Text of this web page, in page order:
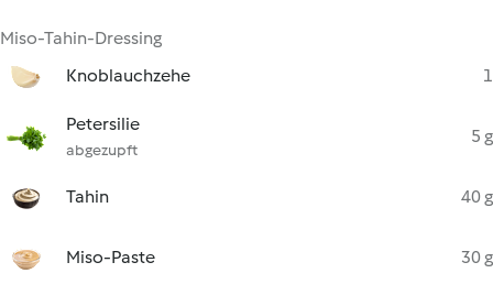
Miso-Tahin-Dressing
Knoblauchzehe
1
Petersilie
abgezupft
5 g
Tahin 40 g
Miso-Paste 30 g